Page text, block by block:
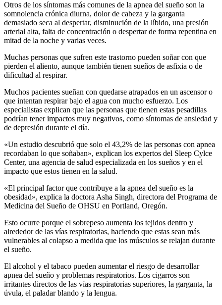
Otros de los síntomas más comunes de la apnea del sueño son la
somnolencia crónica diurna, dolor de cabeza y la garganta
demasiado seca al despertar, disminución de la líbido, una presión
arterial alta, falta de concentración o despertar de forma repentina en
mitad de la noche y varias veces.
Muchas personas que sufren este trastorno pueden soñar con que
pierden el aliento, aunque también tienen sueños de asfixia o de
dificultad al respirar.
Muchos pacientes sueñan con quedarse atrapados en un ascensor o
que intentan respirar bajo el agua con mucho esfuerzo. Los
especialistas explican que las personas que tienen estas pesadillas
podrían tener impactos muy negativos, como síntomas de ansiedad y
de depresión durante el día.
«Un estudio descubrió que solo el 43,2% de las personas con apnea
recordaban lo que soñaban», explican los expertos del Sleep Cylce
Center, una agencia de salud especializada en los sueños y en el
impacto que estos tienen en la salud.
«El principal factor que contribuye a la apnea del sueño es la
obesidad», explica la doctora Asha Singh, directora del Programa de
Medicina del Sueño de OHSU en Portland, Oregón.
Esto ocurre porque el sobrepeso aumenta los tejidos dentro y
alrededor de las vías respiratorias, haciendo que estas sean más
vulnerables al colapso a medida que los músculos se relajan durante
el sueño.
El alcohol y el tabaco pueden aumentar el riesgo de desarrollar
apnea del sueño y problemas respiratorios. Los cigarros son
irritantes directos de las vías respiratorias superiores, la garganta, la
úvula, el paladar blando y la lengua.